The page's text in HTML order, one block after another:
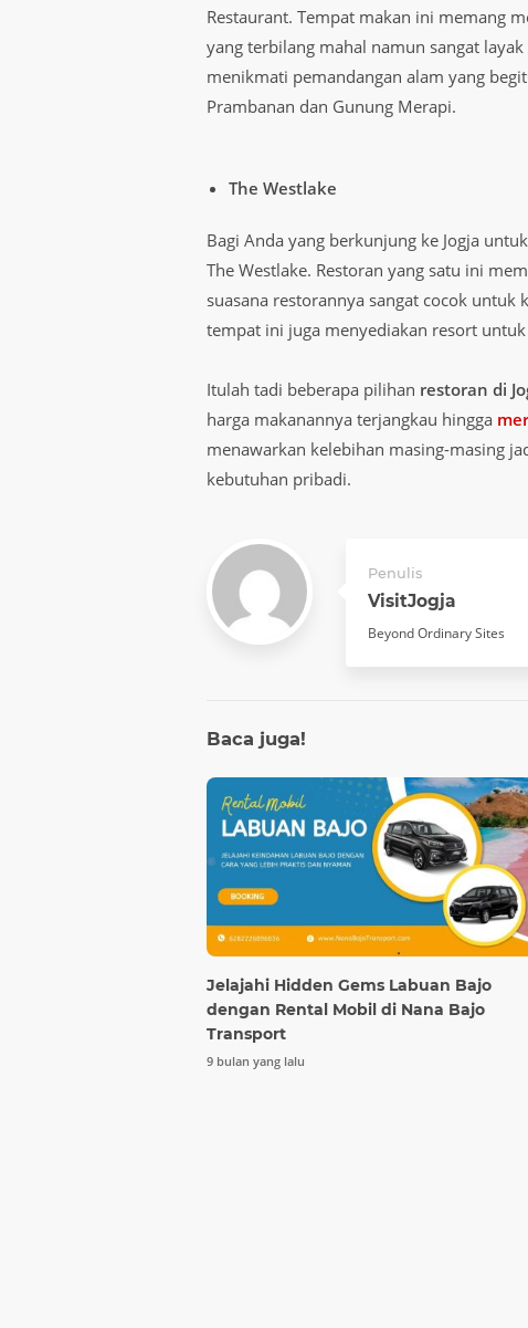
Restaurant. Tempat makan ini memang
yang terbilang mahal namun sangat
menikmati pemandangan alam yang
Prambanan dan Gunung Merapi.
The Westlake
Bagi Anda yang berkunjung ke Jogja
The Westlake. Restoran yang satu ini
suasana restorannya sangat cocok
tempat ini juga menyediakan resort
Itulah tadi beberapa pilihan restoran di
harga makanannya terjangkau hingga
menawarkan kelebihan masing-masing
kebutuhan pribadi.
Penulis
VisitJogja
Beyond Ordinary Sites
Baca juga!
Jelajahi Hidden Gems Labuan Bajo
dengan Rental Mobil di Nana Bajo
Transport
9 bulan yang lalu